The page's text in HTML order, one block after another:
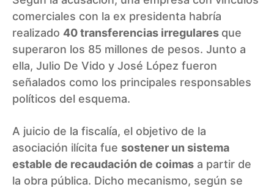
comerciales con la ex presidenta habría
realizado 40 transferencias irregulares que
superaron los 85 millones de pesos. Junto a
ella, Julio De Vido y José López fueron
señalados como los principales responsables
políticos del esquema.
A juicio de la fiscalía, el objetivo de la
asociación ilícita fue sostener un sistema
estable de recaudación de coimas a partir de
la obra pública. Dicho mecanismo, según se